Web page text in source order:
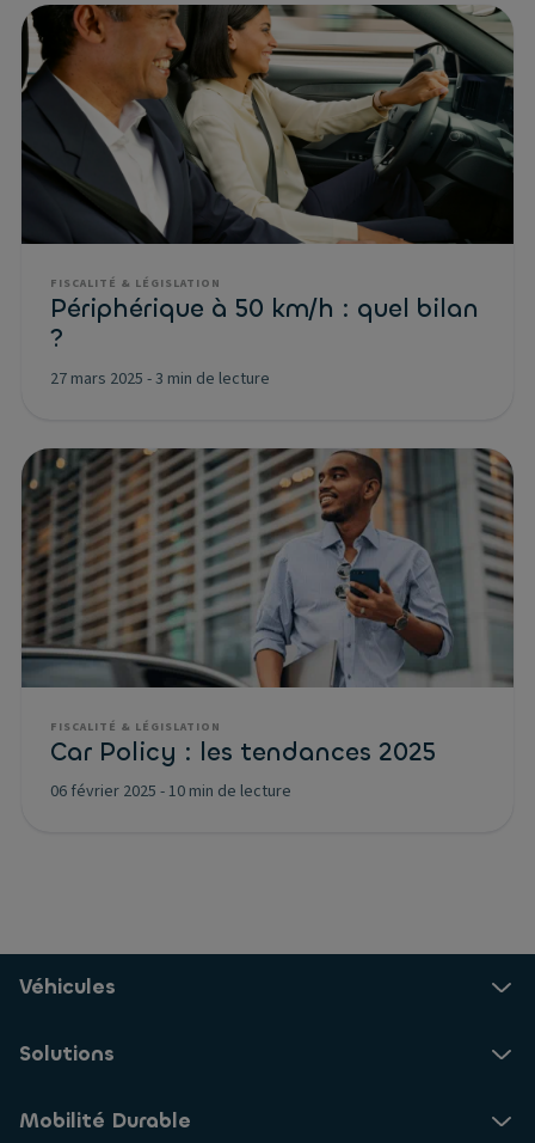
FISCALITÉ & LÉGISLATION
Périphérique à 50 km/h : quel bilan
?
27 mars 2025 -3 min de lecture
FISCALITÉ & LÉGISLATION
Car Policy : les tendances 2025
06 février 2025 - 10 min de lecture
Véhicules
Solutions
Mobilité Durable